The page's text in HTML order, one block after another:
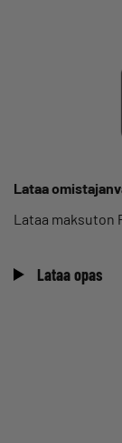
Lataa
Lataa maksuton
Lataa opas